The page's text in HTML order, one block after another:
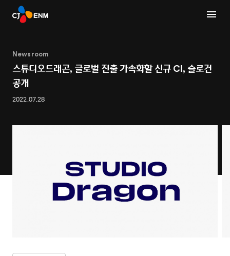
Newsroom
스튜디오드래곤, 글로벌 진출 가속화할 신규 CI, 슬로건
공개
2022.07.28